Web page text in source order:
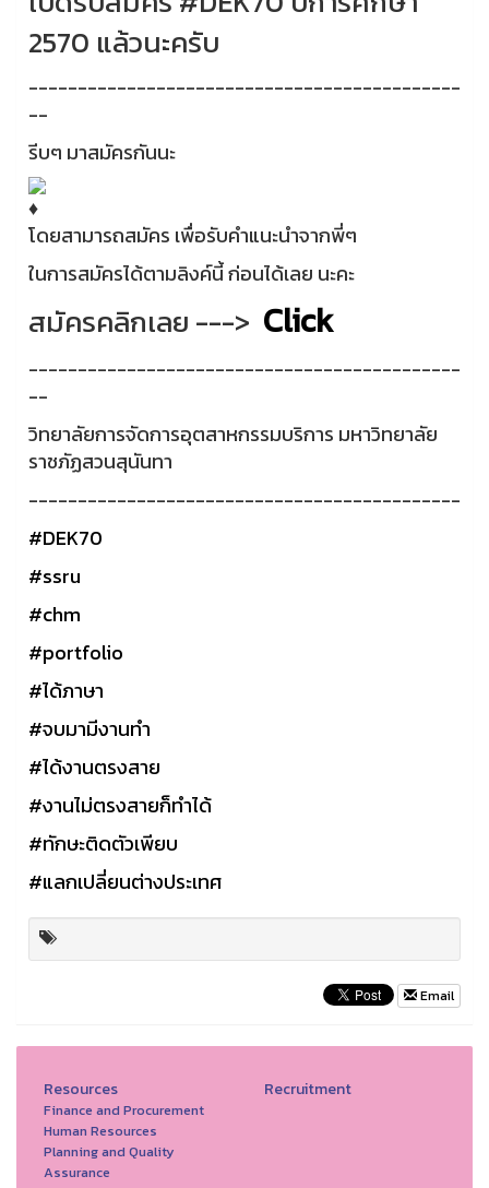
2570 แล้วนะครับ
--------------------------------------------
--
รีบๆ มาสมัครกันนะ
โดยสามารถสมัคร เพื่อรับคำแนะนำจากพี่ๆ
ในการสมัครได้ตามลิงค์นี้ ก่อนได้เลย นะคะ
สมัครคลิกเลย ---> Click
--------------------------------------------
--
วิทยาลัยการจัดการอุตสาหกรรมบริการ มหาวิทยาลัย
ราชภัฏสวนสุนันทา
--------------------------------------------
#DEK70
#ssru
#chm
#portfolio
#ได้ภาษา
#จบมามีงานทำ
#ได้งานตรงสาย
#งานไม่ตรงสายก็ทำได้
#ทักษะติดตัวเพียบ
#แลกเปลี่ยนต่างประเทศ
Email
Resources
Finance and Procurement
Human Resources
Planning and Quality
Assurance
Recruitment